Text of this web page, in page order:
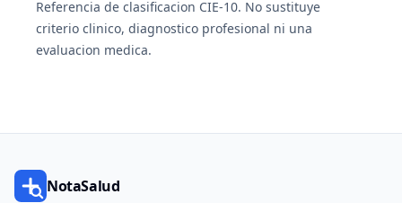
Referencia de clasificacion CIE-10. No sustituye
criterio clinico, diagnostico profesional ni una
evaluacion medica.
NotaSalud